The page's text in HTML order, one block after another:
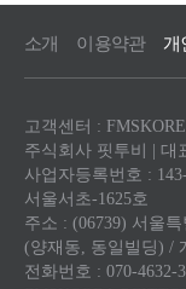
소개 이용약관 개
고객센터 :
주식회사 핏투비 | 대
사업자등록번호 :
서울서초-1625호
주소 : (06739) 서울
(양재동, 동일빌딩) /
전화번호 : 070-4632-